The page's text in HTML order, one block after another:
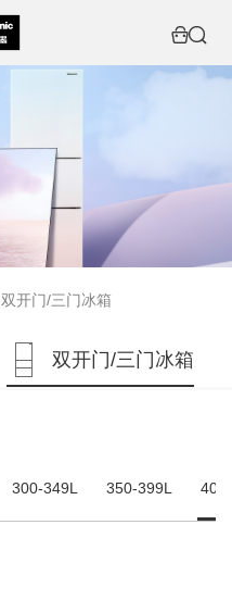
双开门/三门冰箱
双开门/三门冰箱
300-349L 350-399L